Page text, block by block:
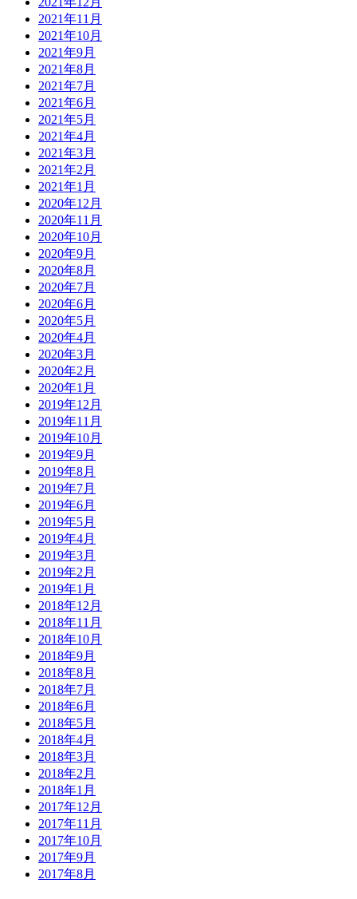
2021年11月
2021年10月
2021年9月
2021年8月
2021年7月
2021年6月
2021年5月
2021年4月
2021年3月
2021年2月
2021年1月
2020年12月
2020年11月
2020年10月
2020年9月
2020年8月
2020年7月
2020年6月
2020年5月
2020年4月
2020年3月
2020年2月
2020年1月
2019年12月
2019年11月
2019年10月
2019年9月
2019年8月
2019年7月
2019年6月
2019年5月
2019年4月
2019年3月
2019年2月
2019年1月
2018年12月
2018年11月
2018年10月
2018年9月
2018年8月
2018年7月
2018年6月
2018年5月
2018年4月
2018年3月
2018年2月
2018年1月
2017年12月
2017年11月
2017年10月
2017年9月
2017年8月